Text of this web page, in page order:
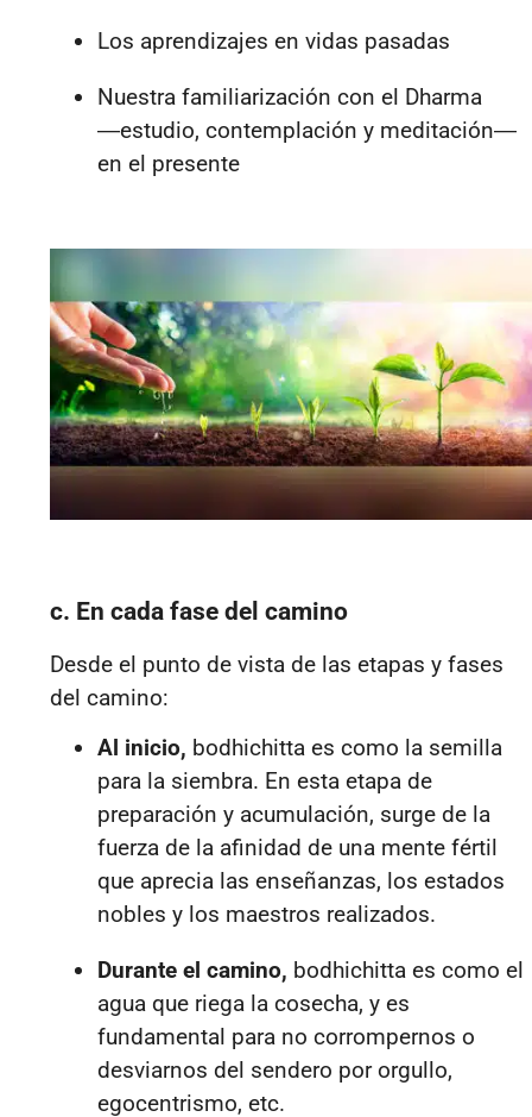
Los aprendizajes en vidas pasadas
Nuestra familiarización con el Dharma
―estudio, contemplación y meditación―
en el presente
c. En cada fase del camino
Desde el punto de vista de las etapas y fases
del camino:
Al inicio, bodhichitta es como la semilla
para la siembra. En esta etapa de
preparación y acumulación, surge de la
fuerza de la afinidad de una mente fértil
que aprecia las enseñanzas, los estados
nobles y los maestros realizados.
Durante el camino, bodhichitta es como el
agua que riega la cosecha, y es
fundamental para no corrompernos o
desviarnos del sendero por orgullo,
egocentrismo, etc.